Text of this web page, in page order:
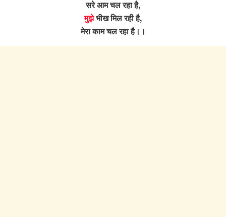
सरे आम चल रहा है,
मुझेभीख मिल रही है,
मेरा काम चल रहा है।।